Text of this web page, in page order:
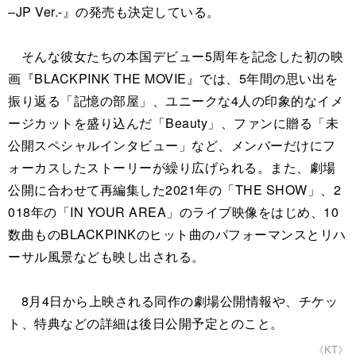
–JP Ver.-』の発売も決定している。
そんな彼女たちの本国デビュー5周年を記念した初の映
画『BLACKPINK THE MOVIE』では、5年間の思い出を
振り返る「記憶の部屋」、ユニークな4人の印象的なイメ
ージカットを盛り込んだ「Beauty」、ファンに贈る「未
公開スペシャルインタビュー」など、メンバーだけにフ
ォーカスしたストーリーが繰り広げられる。また、劇場
公開に合わせて再編集した2021年の「THE SHOW」、2
018年の「IN YOUR AREA」のライブ映像をはじめ、10
数曲ものBLACKPINKのヒット曲のパフォーマンスとリハ
ーサル風景なども映し出される。
8月4日から上映される同作の劇場公開情報や、チケッ
ト、特典などの詳細は後日公開予定とのこと。
《KT》